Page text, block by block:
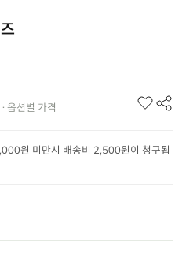
· 옵션별 가격
원 미만시 배송비 2,500원이 청구됩